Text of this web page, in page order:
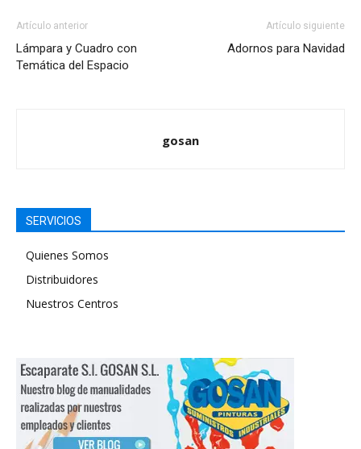
Artículo anterior
Lámpara y Cuadro con
Temática del Espacio
Artículo siguiente
Adornos para Navidad
gosan
SERVICIOS
Quienes Somos
Distribuidores
Nuestros Centros